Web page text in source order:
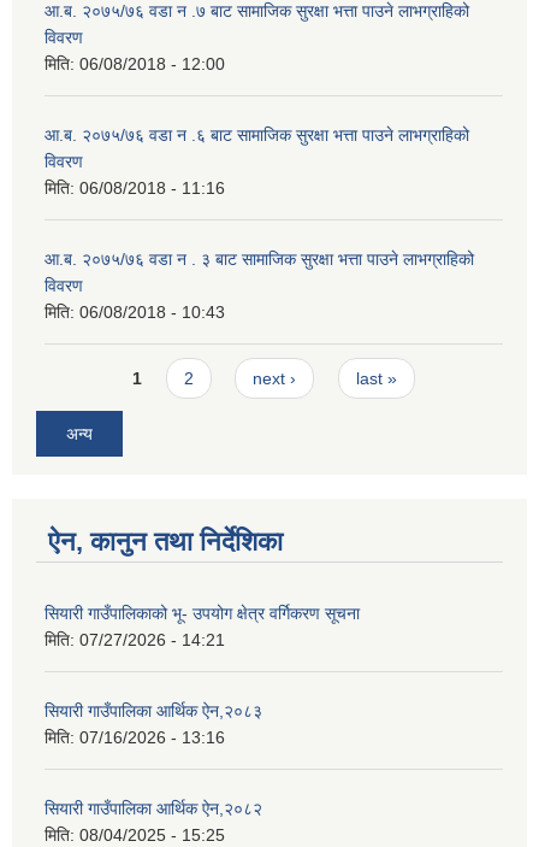
आ.ब. २०७५/७६ वडा न .७ बाट सामाजिक सुरक्षा भत्ता पाउने लाभग्राहिको
विवरण
मिति: 06/08/2018 - 12:00
आ.ब. २०७५/७६ वडा न .६ बाट सामाजिक सुरक्षा भत्ता पाउने लाभग्राहिको
विवरण
मिति: 06/08/2018 - 11:16
आ.ब. २०७५/७६ वडा न . ३ बाट सामाजिक सुरक्षा भत्ता पाउने लाभग्राहिको
विवरण
मिति: 06/08/2018 - 10:43
Pages1 2 next › last »
अन्य
ऐन, कानुन तथा निर्देशिका
सियारी गाउँपालिकाको भू- उपयोग क्षेत्र वर्गिकरण सूचना
मिति: 07/27/2026 - 14:21
सियारी गाउँपालिका आर्थिक ऐन,२०८३
मिति: 07/16/2026 - 13:16
सियारी गाउँपालिका आर्थिक ऐन,२०८२
मिति: 08/04/2025 - 15:25